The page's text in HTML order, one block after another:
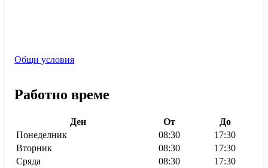
Общи условия
Работно време
Ден От
До
Понеделник
08:30
17:30
Вторник
08:30
17:30
Сряда
08:30
17:30